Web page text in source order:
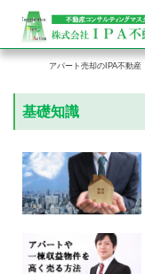
アパート売却のIPA不動産
基礎知識